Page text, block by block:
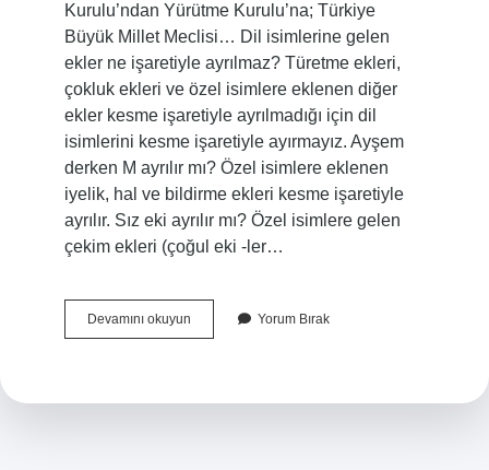
Kurulu’ndan Yürütme Kurulu’na; Türkiye
Büyük Millet Meclisi… Dil isimlerine gelen
ekler ne işaretiyle ayrılmaz? Türetme ekleri,
çokluk ekleri ve özel isimlere eklenen diğer
ekler kesme işaretiyle ayrılmadığı için dil
isimlerini kesme işaretiyle ayırmayız. Ayşem
derken M ayrılır mı? Özel isimlere eklenen
iyelik, hal ve bildirme ekleri kesme işaretiyle
ayrılır. Sız eki ayrılır mı? Özel isimlere gelen
çekim ekleri (çoğul eki -ler…
Devamını okuyunEkler
Ne
Yorum Bırak